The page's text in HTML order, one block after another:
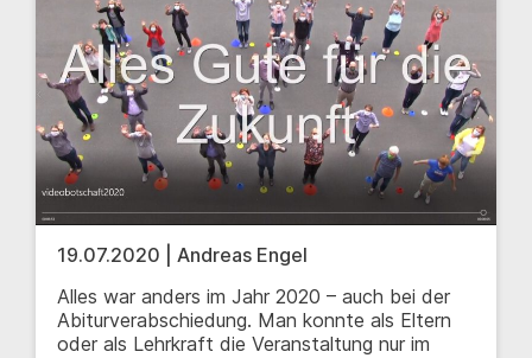
19.07.2020 | Andreas Engel
Alles war anders im Jahr 2020 – auch bei der
Abiturverabschiedung. Man konnte als Eltern
oder als Lehrkraft die Veranstaltung nur im